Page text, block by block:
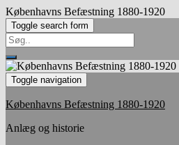
Københavns Befæstning 1880-1920
Toggle search form
Search
for:
Toggle navigation
Københavns Befæstning 1880-1920
Anlæg og historie